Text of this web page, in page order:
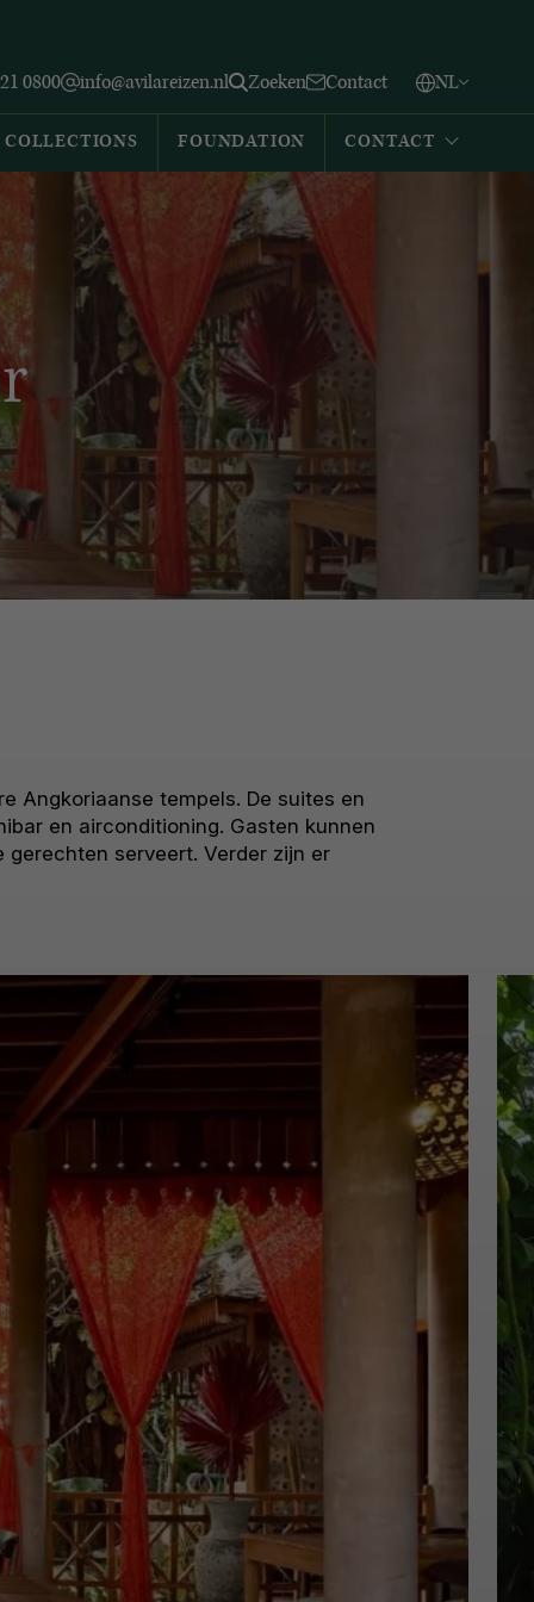
0800 info@avilareizen.nl Zoeken Contact NL
Español
COLLECTIONS FOUNDATION CONTACT
Angkoriaanse tempels. De suites en
en airconditioning. Gasten kunnen
serveert. Verder zijn er